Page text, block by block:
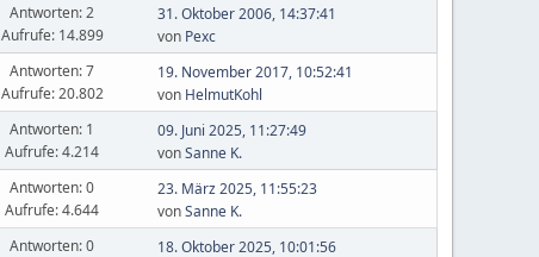
Antworten: 2
Aufrufe: 14.899
31. Oktober 2006, 14:37:41
von Pexc
Antworten: 7
Aufrufe: 20.802
19. November 2017, 10:52:41
von HelmutKohl
Antworten: 1
Aufrufe: 4.214
09. Juni 2025, 11:27:49
vonSanne K.
Antworten: 0
Aufrufe: 4.644
23. März 2025, 11:55:23
vonSanne K.
Antworten: 0 18. Oktober 2025, 10:01:56